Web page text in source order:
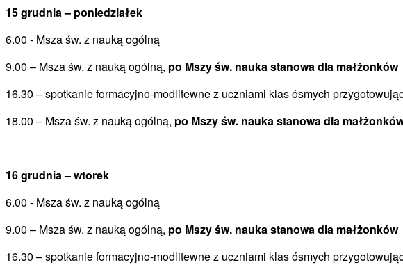
15 grudnia – poniedziałek
6.00 ­- Msza św. z nauką ogólną
9.00 – Msza św. z nauką ogólną, po Mszy św. nauka stanowa dla małżonków
16.30 – spotkanie formacyjno-modlitewne z uczniami klas ósmych
18.00 – Msza św. z nauką ogólną, po Mszy św. nauka stanowa dla
16 grudnia – wtorek
6.00 ­- Msza św. z nauką ogólną
9.00 – Msza św. z nauką ogólną, po Mszy św. nauka stanowa dla małżonków
16.30 – spotkanie formacyjno-modlitewne z uczniami klas ósmych